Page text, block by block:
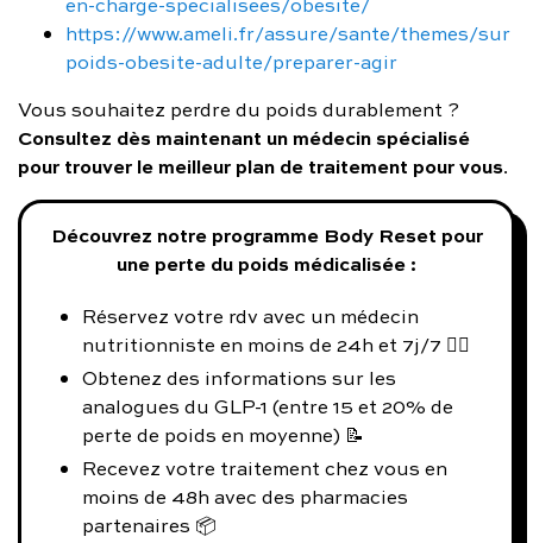
https://www.ameli.fr/assure/sante/themes/sur
poids-obesite-adulte/preparer-agir
Vous souhaitez perdre du poids durablement ?
Consultez dès maintenant un médecin spécialisé
pour trouver le meilleur plan de traitement pour vous.
Découvrez notre programme Body Reset pour
une perte du poids médicalisée :
Réservez votre rdv avec un médecin
nutritionniste en moins de 24h et 7j/7 👨‍⚕️
Obtenez des informations sur les
analogues du GLP-1 (entre 15 et 20% de
perte de poids en moyenne) 📝
Recevez votre traitement chez vous en
moins de 48h avec des pharmacies
partenaires 📦